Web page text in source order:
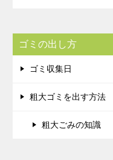
ゴミの出し方
ゴミ収集日
粗大ゴミを出す方法
粗大ごみの知識